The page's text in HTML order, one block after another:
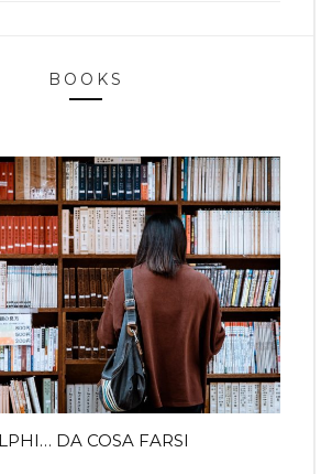
BOOKS
DA COSA FARSI